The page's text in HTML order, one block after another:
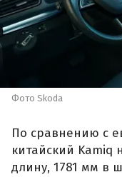
Фото Skoda
По сравнению с
китайский Kamiq
длину, 1781 мм в